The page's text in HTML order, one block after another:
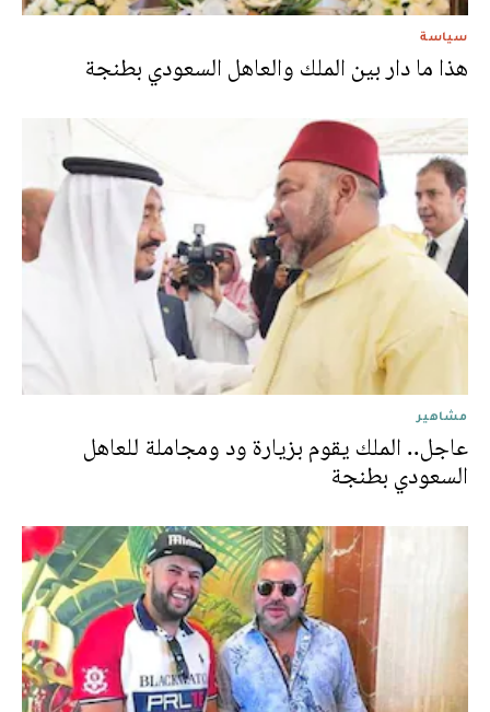
سياسة
هذا ما دار بين الملك والعاهل السعودي بطنجة
مشاهير
عاجل.. الملك يقوم بزيارة ود ومجاملة للعاهل
السعودي بطنجة